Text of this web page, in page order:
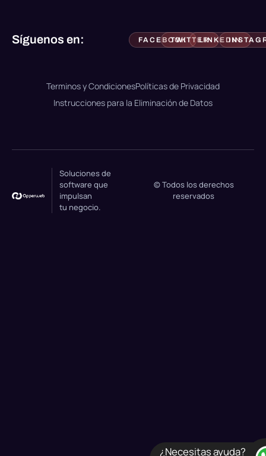
Síguenos en: FACEBOOKTWITTERLINKEDIN
Terminos y CondicionesPolíticas de Privacidad
Instrucciones para la Eliminación de Datos
Soluciones de
software que
impulsan
tu negocio.
© Todos los derechos
reservados
¿Necesitas ayuda?